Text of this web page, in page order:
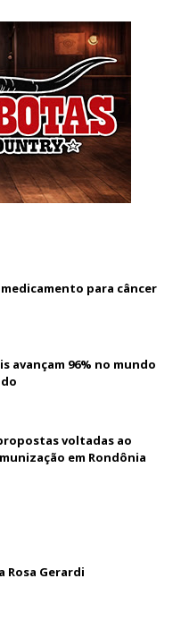
para câncer
avançam 96% no mundo
voltadas ao
em Rondônia
Rosa Gerardi